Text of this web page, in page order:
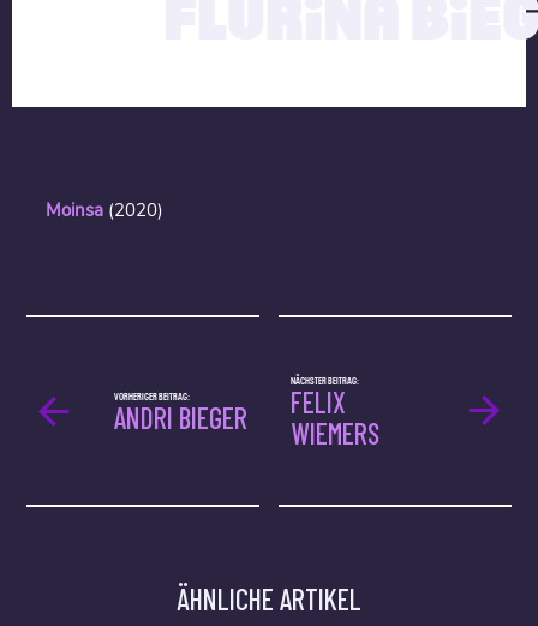
FLURINA
Moinsa (2020)
NÄCHSTER BEITRAG:
FELIX
WIEMERS
VORHERIGER BEITRAG:
ANDRI BIEGER
ÄHNLICHE ARTIKEL